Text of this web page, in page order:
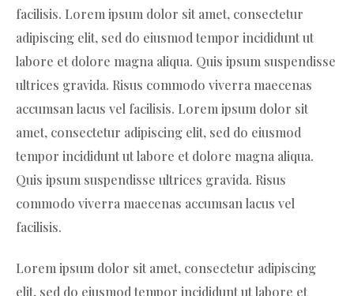
facilisis. Lorem ipsum dolor sit amet, consectetur
adipiscing elit, sed do eiusmod tempor incididunt ut
labore et dolore magna aliqua. Quis ipsum suspendisse
ultrices gravida. Risus commodo viverra maecenas
accumsan lacus vel facilisis. Lorem ipsum dolor sit
amet, consectetur adipiscing elit, sed do eiusmod
tempor incididunt ut labore et dolore magna aliqua.
Quis ipsum suspendisse ultrices gravida. Risus
commodo viverra maecenas accumsan lacus vel
facilisis.
Lorem ipsum dolor sit amet, consectetur adipiscing
elit, sed do eiusmod tempor incididunt ut labore et